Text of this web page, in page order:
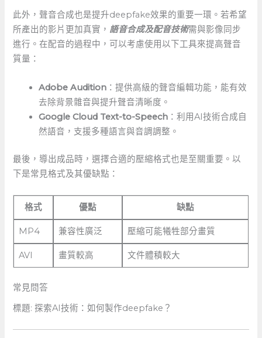
此外，聲音合成也是提升deepfake效果的重要一環。若希望
所產出的影片更加真實， 語音合成及配音技術需與影像同步
進行。在配音的過程中，可以考慮使用以下工具來提高聲音
質量：
Adobe ⁢Audition ：提供高級的聲音編輯功能，能有效
去除背景雜音與提升聲音清晰度。
Google Cloud Text-to-Speech ：利用AI技術合成自
然語音，支援多種語言與音調調整。
最後，導出成品時，選擇合適的壓縮格式也是至關重要。以
下是常見格式及其優缺點：
格式 優點 缺點
MP4 兼容性廣泛 壓縮可能犧牲部分畫質
AVI 畫質較高 文件體積較大
常見問答
標題: ⁤探索AI技術：如何製作deepfake？